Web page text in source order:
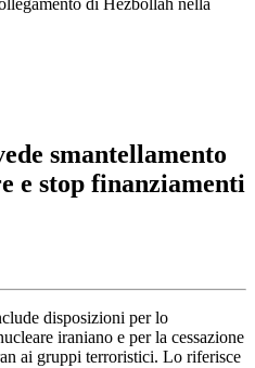
smantellamento
e stop finanziamenti
disposizioni per lo
iraniano e per la cessazione
ai gruppi terroristici. Lo riferisce